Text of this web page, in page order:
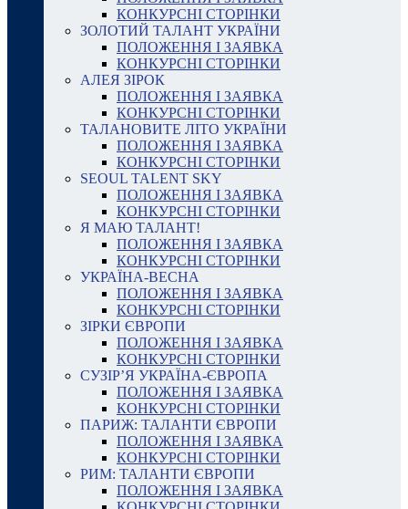
КОНКУРСНІ СТОРІНКИ
ЗОЛОТИЙ ТАЛАНТ УКРАЇНИ
ПОЛОЖЕННЯ І ЗАЯВКА
КОНКУРСНІ СТОРІНКИ
АЛЕЯ ЗІРОК
ПОЛОЖЕННЯ І ЗАЯВКА
КОНКУРСНІ СТОРІНКИ
ТАЛАНОВИТЕ ЛІТО УКРАЇНИ
ПОЛОЖЕННЯ І ЗАЯВКА
КОНКУРСНІ СТОРІНКИ
SEOUL TALENT SKY
ПОЛОЖЕННЯ І ЗАЯВКА
КОНКУРСНІ СТОРІНКИ
Я МАЮ ТАЛАНТ!
ПОЛОЖЕННЯ І ЗАЯВКА
КОНКУРСНІ СТОРІНКИ
УКРАЇНА-ВЕСНА
ПОЛОЖЕННЯ І ЗАЯВКА
КОНКУРСНІ СТОРІНКИ
ЗІРКИ ЄВРОПИ
ПОЛОЖЕННЯ І ЗАЯВКА
КОНКУРСНІ СТОРІНКИ
СУЗІР’Я УКРАЇНА-ЄВРОПА
ПОЛОЖЕННЯ І ЗАЯВКА
КОНКУРСНІ СТОРІНКИ
ПАРИЖ: ТАЛАНТИ ЄВРОПИ
ПОЛОЖЕННЯ І ЗАЯВКА
КОНКУРСНІ СТОРІНКИ
РИМ: ТАЛАНТИ ЄВРОПИ
ПОЛОЖЕННЯ І ЗАЯВКА